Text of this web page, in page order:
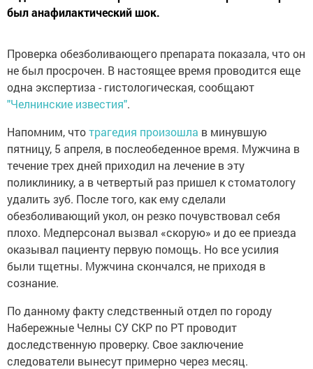
был анафилактический шок.
Проверка обезболивающего препарата показала, что он
не был просрочен. В настоящее время проводится еще
одна экспертиза - гистологическая, сообщают
"Челнинские известия".
Напомним, чтотрагедия произошла в минувшую
пятницу, 5 апреля, в послеобеденное время. Мужчина в
течение трех дней приходил на лечение в эту
поликлинику, а в четвертый раз пришел к стоматологу
удалить зуб. После того, как ему сделали
обезболивающий укол, он резко почувствовал себя
плохо. Медперсонал вызвал «скорую» и до ее приезда
оказывал пациенту первую помощь. Но все усилия
были тщетны. Мужчина скончался, не приходя в
сознание.
По данному факту следственный отдел по городу
Набережные Челны СУ СКР по РТ проводит
доследственную проверку. Свое заключение
следователи вынесут примерно через месяц.